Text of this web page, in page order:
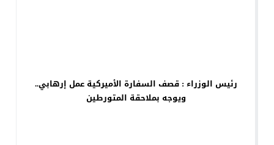
رئيس الوزراء : قصف السفارة الأميركية عمل إرهابي..
ويوجه بملاحقة المتورطين